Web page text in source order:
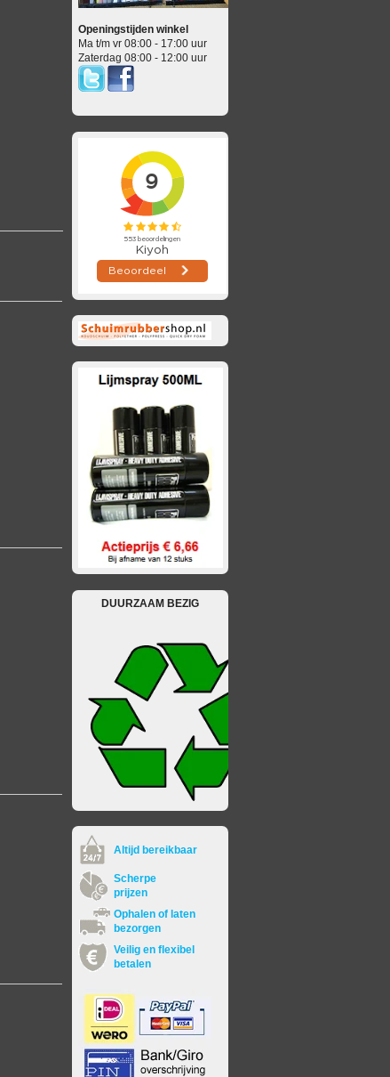
Openingstijden winkel
Ma t/m vr 08:00 - 17:00 uur
Zaterdag 08:00 - 12:00 uur
DUURZAAM BEZIG
Altijd bereikbaar
Scherpe
prijzen
Ophalen of laten
bezorgen
Veilig en flexibel
betalen